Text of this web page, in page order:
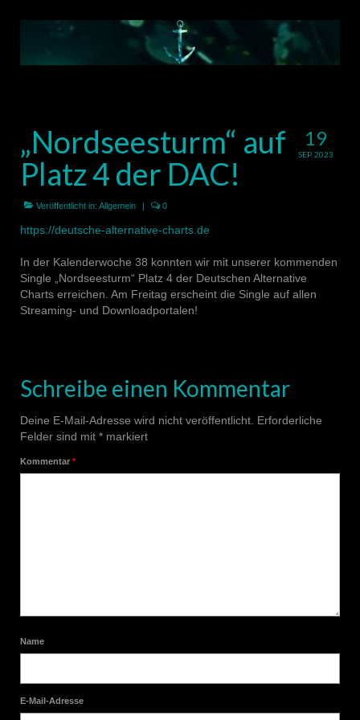
19
SEP. 2023
„Nordseesturm“ auf
Platz 4 der DAC!
Veröffentlicht in: Allgemein | 0
https://deutsche-alternative-charts.de
In der Kalenderwoche 38 konnten wir mit unserer kommenden
Single „Nordseesturm“ Platz 4 der Deutschen Alternative
Charts erreichen. Am Freitag erscheint die Single auf allen
Streaming- und Downloadportalen!
Schreibe einen Kommentar
Deine E-Mail-Adresse wird nicht veröffentlicht. Erforderliche
Felder sind mit * markiert
Kommentar *
Name
E-Mail-Adresse